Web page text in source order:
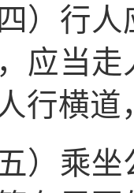
行人应
应当
行横
乘坐公